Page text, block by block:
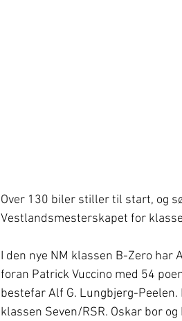
Over 130 biler stiller til start, og
Vestlandsmesterskapet for
I den nye NM klassen B-Zero har
foran Patrick Vuccino med 54
bestefar Alf G. Lungbjerg-
klassen Seven/RSR. Oskar bor